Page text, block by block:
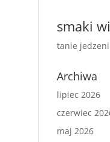
smaki
tanie
Archiwa
lipiec 2026
czerwiec
maj 2026